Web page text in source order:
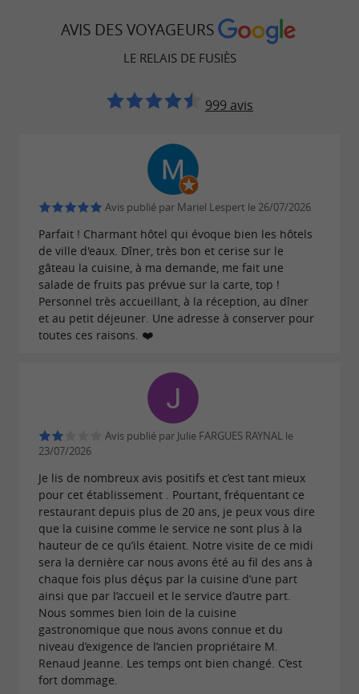
comme le pavé de bœuf d’Aubrac et sa purée de
pois cassés au vin de Gaillac. Des
votre dégustation avec des vins du coin, tandis
s’initier à la gastronomie.
Vous êtes professionnel ? N’hésitez pas à le préciser,
le service peut être rapide tout en conservant le
caractère raffiné de l’établissement.
Des services haut de gamme au
restaurant Le Relais de Fusiès
Vous serez conquis dès votre arrivée par un
accueil chaleureux et souriant.
la saison, le restaurant vous réserve de belles
surprises en commençant par un
privilégié, en hiver comme en été. À la belle
saison, la jolie verrièreet la belle terrasse
ombragéesont très sollicitées, des espaces
extérieurs qui n’ont rien à envier à la sublime
salle à manger. Lumineuse et élégante, elle est
parfaite pour déguster la cuisine du chef,
entourée de tableaux peints façon 18e. Une fois
installé et votre menu commandé, la Maître
d’Hôtel Marine Alexandreprend le relais pour
vous présenter la carte des vins élaborée avec
AVIS DES VOYAGEURS
LE RELAIS DE FUSIÈS
999 avis
Avis publié par Mariel Lespert le 26/07/2026
Parfait ! Charmant hôtel qui évoque bien les hôtels
de ville d'eaux. Dîner, très bon et cerise sur le
gâteau la cuisine, à ma demande, me fait une
salade de fruits pas prévue sur la carte, top !
Personnel très accueillant, à la réception, au dîner
et au petit déjeuner. Une adresse à conserver pour
toutes ces raisons. ❤️
Avis publié par Julie FARGUES RAYNAL le
23/07/2026
Je lis de nombreux avis positifs et c’est tant mieux
pour cet établissement . Pourtant, fréquentant ce
restaurant depuis plus de 20 ans, je peux vous dire
que la cuisine comme le service ne sont plus à la
hauteur de ce qu’ils étaient. Notre visite de ce midi
sera la dernière car nous avons été au fil des ans à
chaque fois plus déçus par la cuisine d’une part
ainsi que par l’accueil et le service d’autre part.
Nous sommes bien loin de la cuisine
gastronomique que nous avons connue et du
niveau d’exigence de l’ancien propriétaire M.
Renaud Jeanne. Les temps ont bien changé. C’est
fort dommage.